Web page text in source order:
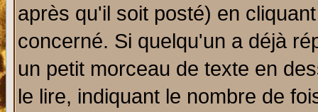
après qu'il soit posté) en
concerné. Si quelqu'un a déjà
un petit morceau de texte en
le lire, indiquant le nombre de